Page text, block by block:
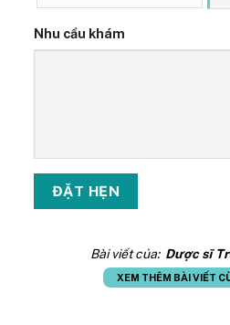
Nhu cầu khám
Bài viết của: Dược sĩ
XEM THÊM BÀI VIẾT